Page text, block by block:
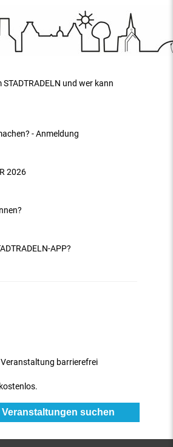
und wer kann
- Anmeldung
2026
APP?
barrierefrei
suchen